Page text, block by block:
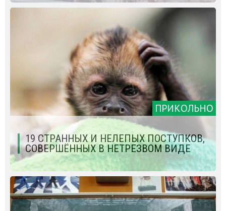
ПРИКОЛЬНО
19 СТРАННЫХ И НЕЛЕПЫХ ПОСТУПКОВ,
СОВЕРШЁННЫХ В НЕТРЕЗВОМ ВИДЕ